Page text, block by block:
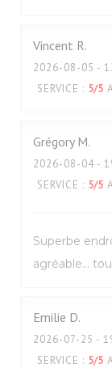
Vincent R
2026-08-05 -
SERVICE : 5/5
Grégory M
2026-08-04 -
SERVICE : 5/5
Superbe
agréable…
Emilie D
2026-07-25 -
SERVICE : 5/5